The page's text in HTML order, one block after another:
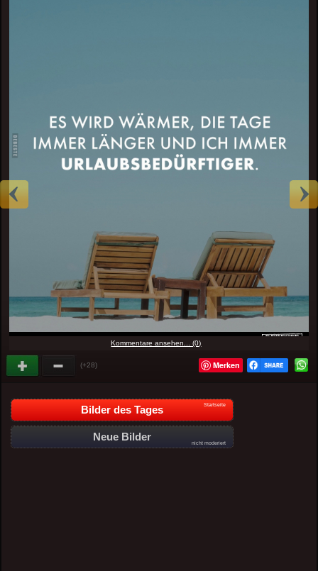
Kommentare ansehen... (0)
(+28) Merken
Bilder des Tages Startseite
Neue Bilder
nicht moderiert